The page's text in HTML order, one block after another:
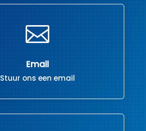

Email
Stuur ons een email